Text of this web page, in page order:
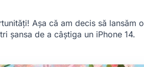
Așa că am decis să lansăm o
șansa de a câștiga un iPhone 14.